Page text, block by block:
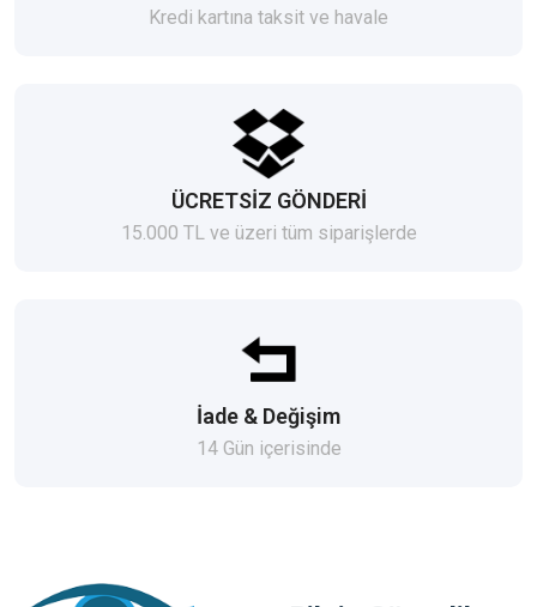
Kredi kartına taksit ve havale
ÜCRETSİZ GÖNDERİ
15.000 TL ve üzeri tüm siparişlerde
İade & Değişim
14 Gün içerisinde